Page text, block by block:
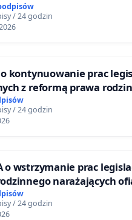
/ 24 godzin
kontynuowanie prac
z reformą prawa
/ 24 godzin
o wstrzymanie prac
prawa rodzinnego
/ 24 godzin